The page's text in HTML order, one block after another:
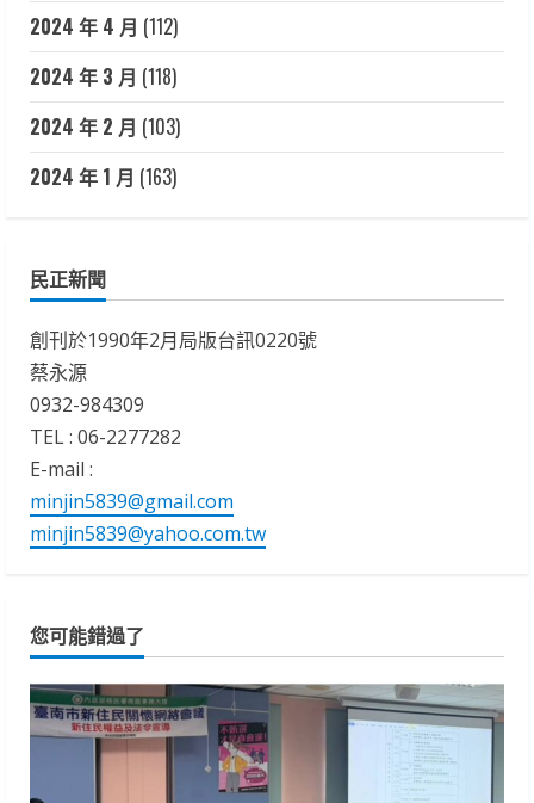
2024 年 4 月 (112)
2024 年 3 月 (118)
2024 年 2 月 (103)
2024 年 1 月 (163)
民正新聞
創刊於1990年2月局版台訊0220號
蔡永源
0932-984309
TEL : 06-2277282
E-mail :
minjin5839@gmail.com
minjin5839@yahoo.com.tw
您可能錯過了